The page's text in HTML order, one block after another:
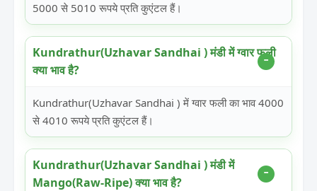
5000 से 5010 रूपये प्रति कुएंटल हैं।
Kundrathur(Uzhavar Sandhai ) मंडी में ग्वार फली
क्या भाव है?
Kundrathur(Uzhavar Sandhai ) में ग्वार फली का भाव 4000
से 4010 रूपये प्रति कुएंटल हैं।
Kundrathur(Uzhavar Sandhai ) मंडी में
Mango(Raw-Ripe) क्या भाव है?